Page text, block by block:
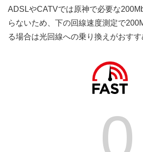
ADSLやCATVでは原神で必要な
らないため、下の回線速度測定で
る場合は光回線への乗り換えがおすす